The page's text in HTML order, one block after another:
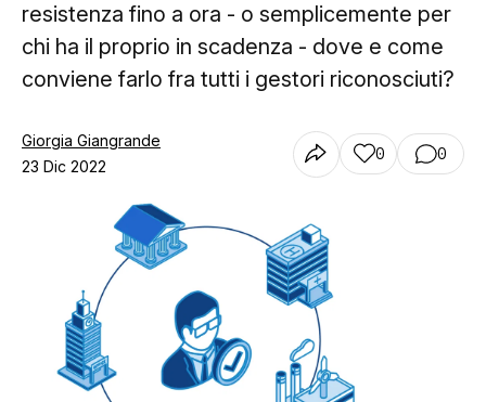
resistenza fino a ora - o semplicemente per
chi ha il proprio in scadenza - dove e come
conviene farlo fra tutti i gestori riconosciuti?
Giorgia Giangrande
23 Dic 2022
0 0